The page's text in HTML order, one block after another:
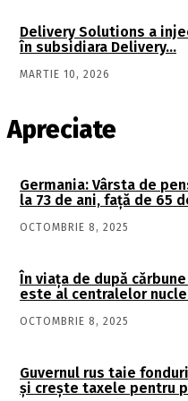
Delivery Solutions a
în subsidiara Delivery…
MARTIE 10, 2026
Apreciate
Germania: Vârsta de
la 73 de ani, față de 65
OCTOMBRIE 8, 2025
În viaţa de după
este al centralelor
OCTOMBRIE 8, 2025
Guvernul rus taie
și crește taxele pentru